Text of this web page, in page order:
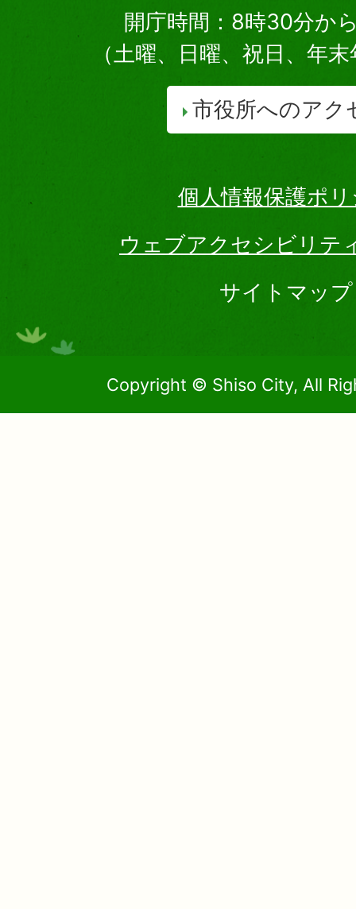
開庁時間：8時30分か
（土曜、日曜、祝日、年
市役所へのアク
個人情報保護ポ
ウェブアクセシビリテ
サイトマップ
Copyright © Shiso City, All